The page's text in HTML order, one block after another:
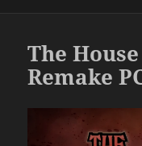
The
Remake